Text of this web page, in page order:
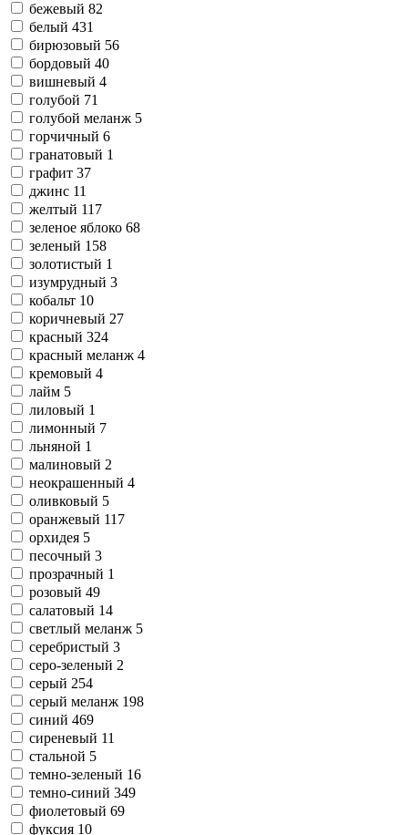
бежевый 82
белый 431
бирюзовый 56
бордовый 40
вишневый 4
голубой 71
голубой меланж 5
горчичный 6
гранатовый 1
графит 37
джинс 11
желтый 117
зеленое яблоко 68
зеленый 158
золотистый 1
изумрудный 3
кобальт 10
коричневый 27
красный 324
красный меланж 4
кремовый 4
лайм 5
лиловый 1
лимонный 7
льняной 1
малиновый 2
неокрашенный 4
оливковый 5
оранжевый 117
орхидея 5
песочный 3
прозрачный 1
розовый 49
салатовый 14
светлый меланж 5
серебристый 3
серо-зеленый 2
серый 254
серый меланж 198
синий 469
сиреневый 11
стальной 5
темно-зеленый 16
темно-синий 349
фиолетовый 69
фуксия 10